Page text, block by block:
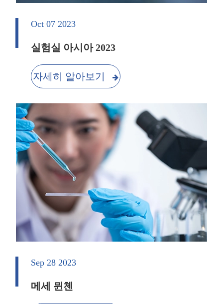
Oct 07 2023
실험실 아시아 2023
자세히 알아보기
Sep 28 2023
메세 뮌첸